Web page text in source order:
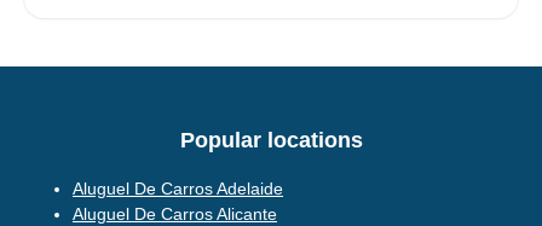
Popular locations
Aluguel De Carros Adelaide
Aluguel De Carros Alicante